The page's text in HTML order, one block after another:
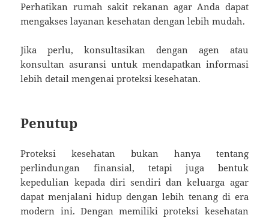
Perhatikan rumah sakit rekanan agar Anda dapat
mengakses layanan kesehatan dengan lebih mudah.
Jika perlu, konsultasikan dengan agen atau
konsultan asuransi untuk mendapatkan informasi
lebih detail mengenai proteksi kesehatan.
Penutup
Proteksi kesehatan bukan hanya tentang
perlindungan finansial, tetapi juga bentuk
kepedulian kepada diri sendiri dan keluarga agar
dapat menjalani hidup dengan lebih tenang di era
modern ini. Dengan memiliki proteksi kesehatan